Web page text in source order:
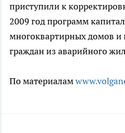
приступили к
2009 год программ
многоквартирных домов и
граждан из аварийного
По материалам